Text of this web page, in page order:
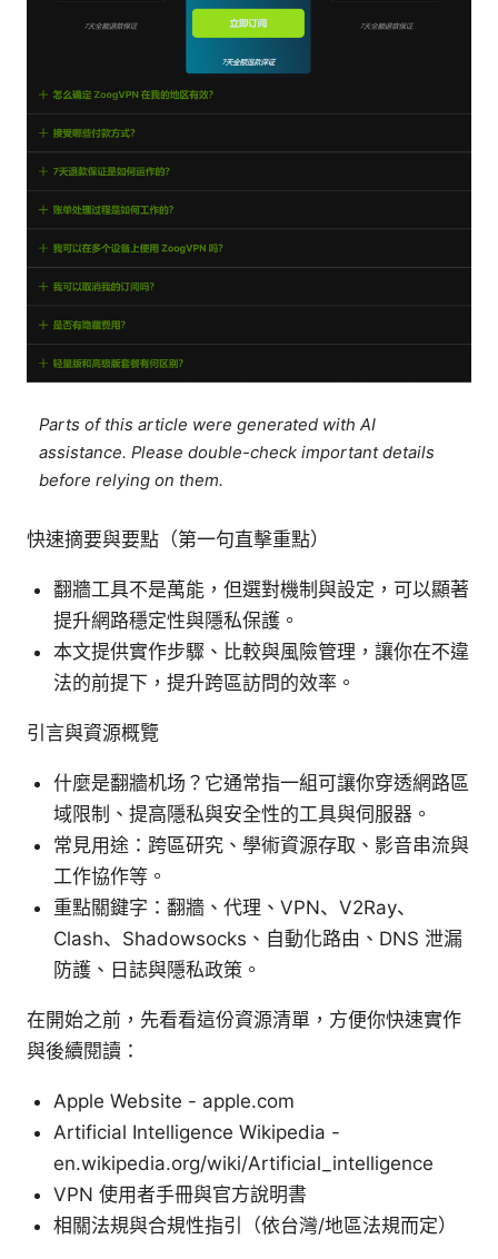
Parts of this article were generated with AI
assistance. Please double-check important details
before relying on them.
快速摘要與要點（第一句直擊重點）
翻牆工具不是萬能，但選對機制與設定，可以顯著
提升網路穩定性與隱私保護。
本文提供實作步驟、比較與風險管理，讓你在不違
法的前提下，提升跨區訪問的效率。
引言與資源概覽
什麼是翻牆机场？它通常指一組可讓你穿透網路區
域限制、提高隱私與安全性的工具與伺服器。
常見用途：跨區研究、學術資源存取、影音串流與
工作協作等。
重點關鍵字：翻牆、代理、VPN、V2Ray、
Clash、Shadowsocks、自動化路由、DNS 泄漏
防護、日誌與隱私政策。
在開始之前，先看看這份資源清單，方便你快速實作
與後續閱讀：
Apple Website - apple.com
Artificial Intelligence Wikipedia -
en.wikipedia.org/wiki/Artificial_intelligence
VPN 使用者手冊與官方說明書
相關法規與合規性指引（依台灣/地區法規而定）